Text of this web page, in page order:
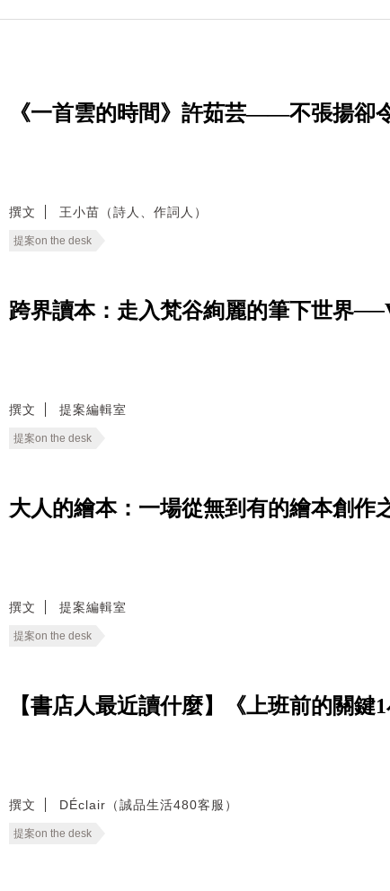
《一首雲的時間》許茹芸——不張揚卻
撰文 王小苗（詩人、作詞人）
提案on the desk
跨界讀本：走入梵谷絢麗的筆下世界
撰文 提案編輯室
提案on the desk
大人的繪本：一場從無到有的繪本創
撰文 提案編輯室
提案on the desk
【書店人最近讀什麼】《上班前的關鍵1
撰文 DÉclair（誠品生活480客服）
提案on the desk